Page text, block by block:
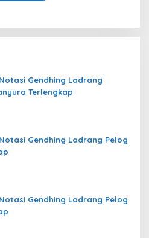
Gendhing Ladrang
Terlengkap
Gendhing Ladrang Pelog
Gendhing Ladrang Pelog